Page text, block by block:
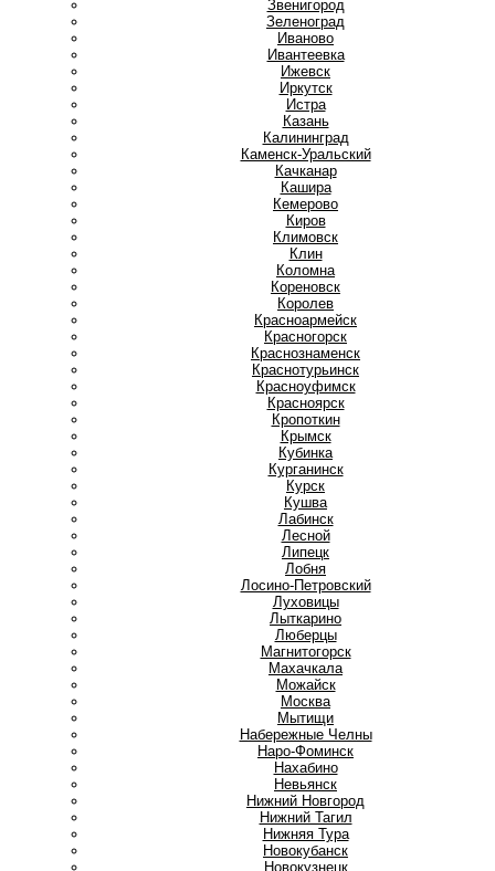
Звенигород
Зеленоград
Иваново
Ивантеевка
Ижевск
Иркутск
Истра
Казань
Калининград
Каменск-Уральский
Качканар
Кашира
Кемерово
Киров
Климовск
Клин
Коломна
Кореновск
Королев
Красноармейск
Красногорск
Краснознаменск
Краснотурьинск
Красноуфимск
Красноярск
Кропоткин
Крымск
Кубинка
Курганинск
Курск
Кушва
Лабинск
Лесной
Липецк
Лобня
Лосино-Петровский
Луховицы
Лыткарино
Люберцы
Магнитогорск
Махачкала
Можайск
Москва
Мытищи
Набережные Челны
Наро-Фоминск
Нахабино
Невьянск
Нижний Новгород
Нижний Тагил
Нижняя Тура
Новокубанск
Новокузнецк